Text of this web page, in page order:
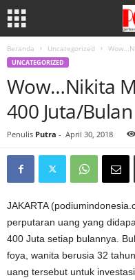
Beranda Uncategorized
UNCATEGORIZED
Wow…Nikita
400 Juta/Bulan
Penulis Putra - April 30, 2018
JAKARTA
perputaran uang yang
400 Juta setiap bulannya.
foya, wanita berusia 32
uang tersebut untuk investasi.